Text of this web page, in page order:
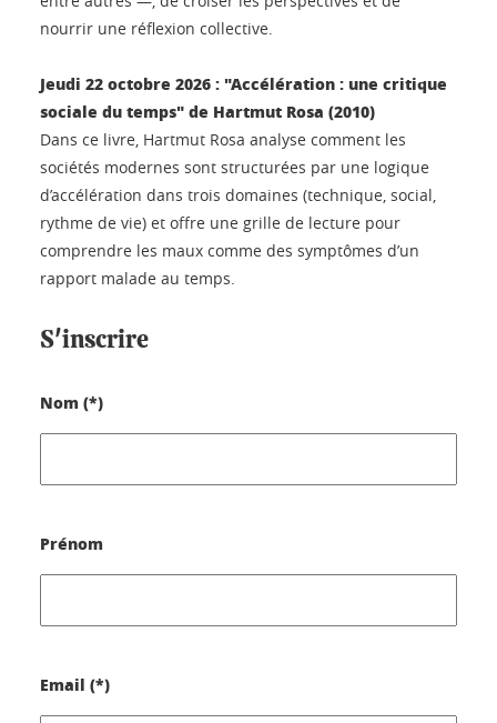
nourrir une réflexion collective.
Jeudi 22 octobre 2026 : "Accélération : une critique
sociale du temps" de Hartmut Rosa (2010)
Dans ce livre, Hartmut Rosa analyse comment les
sociétés modernes sont structurées par une logique
d’accélération dans trois domaines (technique, social,
rythme de vie) et offre une grille de lecture pour
comprendre les maux comme des symptômes d’un
rapport malade au temps.
S'inscrire
Nom (*)
Prénom
Email (*)